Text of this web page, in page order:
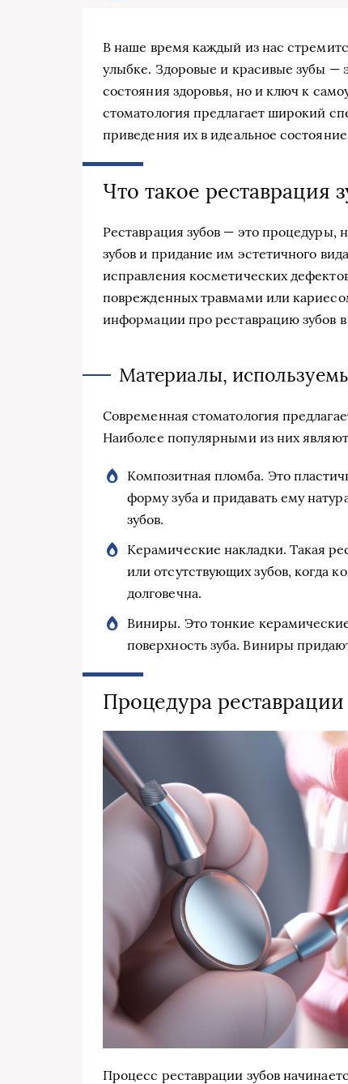
В наше время каждый из нас
улыбке. Здоровые и красивые зубы —
состояния здоровья, но и ключ к
стоматология предлагает широкий
приведения их в идеальное
Что такое реставрация
Реставрация зубов — это процедуры,
зубов и придание им эстетичного
исправления косметических
поврежденных травмами или
информации про реставрацию зубов в
Материалы,
Современная стоматология
Наиболее популярными из них
Композитная пломба. Это
форму зуба и придавать ему
зубов.
Керамические накладки. Такая
или отсутствующих зубов, когда
долговечна.
Виниры. Это тонкие
поверхность зуба. Виниры
Процедура реставрации
Процесс реставрации зубов